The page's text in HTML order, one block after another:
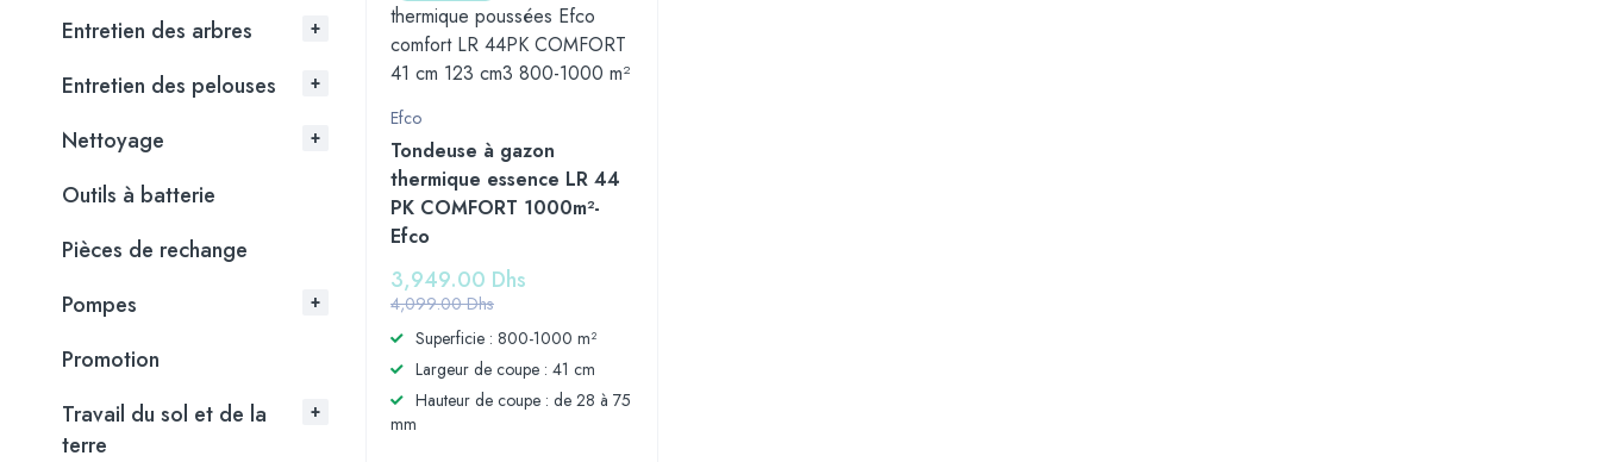
Entretien des arbres
Entretien des pelouses
Nettoyage
Outils à batterie
Pièces de rechange
Pompes
Promotion
Travail du sol et de la
terre
Efco
Tondeuse à gazon
thermique essence LR 44
PK COMFORT 1000m²-
Efco
4,099.00Dhs
3,949.00 Dhs
Superficie : 800-1000 m²
Largeur de coupe : 41 cm
Hauteur de coupe : de 28 à 75
mm